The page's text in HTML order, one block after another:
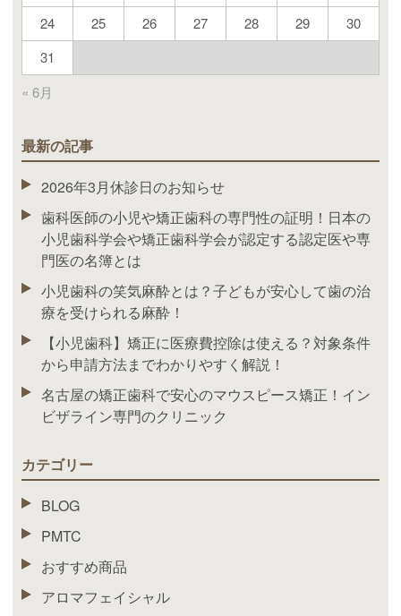
« 6月
24
25 26 27 28 29
30
31
最新の記事
2026年3月休診日のお知らせ
歯科医師の小児や矯正歯科の専門性の証明！日本の
小児歯科学会や矯正歯科学会が認定する認定医や専
門医の名簿とは
小児歯科の笑気麻酔とは？子どもが安心して歯の治
療を受けられる麻酔！
【小児歯科】矯正に医療費控除は使える？対象条件
から申請方法までわかりやすく解説！
名古屋の矯正歯科で安心のマウスピース矯正！イン
ビザライン専門のクリニック
カテゴリー
BLOG
PMTC
おすすめ商品
アロマフェイシャル